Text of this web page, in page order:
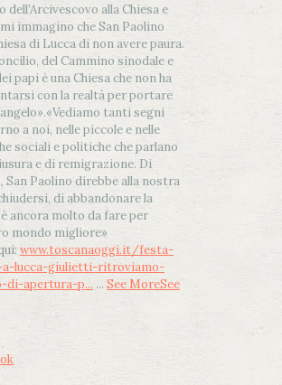
dell’Arcivescovo alla Chiesa e
immagino che San Paolino
di Lucca di non avere paura.
del Cammino sinodale e
papi è una Chiesa che non ha
con la realtà per portare
.«Vediamo tanti segni
a noi, nelle piccole e nelle
sociali e politiche che parlano
e di remigrazione. Di
San Paolino direbbe alla nostra
di abbandonare la
ancora molto da fare per
mondo migliore»
www.toscanaoggi.it/festa-
a-lucca-giulietti-ritroviamo-
di-apertura-p... ... See MoreSee